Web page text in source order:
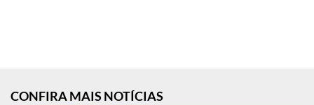
CONFIRA MAIS NOTÍCIAS